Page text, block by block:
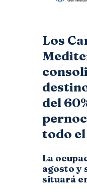
Los
del
todo
La
agosto y
situará